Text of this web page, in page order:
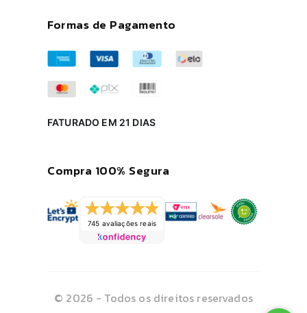
Formas de Pagamento
FATURADO EM 21 DIAS
Compra 100% Segura
745 avaliações reais
© 2026 - Todos os direitos reservados